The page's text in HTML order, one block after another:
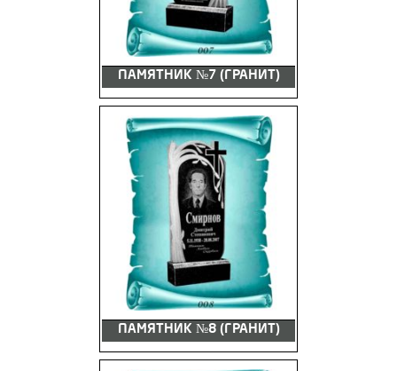
ПАМЯТНИК №7 (ГРАНИТ)
ПАМЯТНИК №8 (ГРАНИТ)